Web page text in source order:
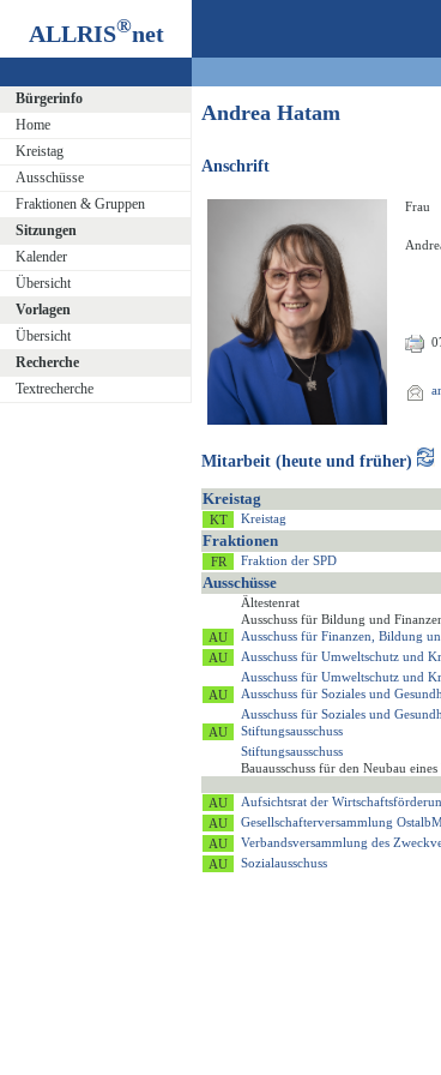
ALLRIS®net
Bürgerinfo
Home
Kreistag
Ausschüsse
Fraktionen & Gruppen
Sitzungen
Kalender
Übersicht
Vorlagen
Übersicht
Recherche
Textrecherche
Andrea Hatam
Anschrift
Frau
Mitarbeit (heute und früher)
Kreistag
Kreistag
Fraktionen
Fraktion der SPD
Ausschüsse
Ältestenrat
Ausschuss für Bildung und
Ausschuss für Finanzen, Bildung
Ausschuss für Umweltschutz und
Ausschuss für Umweltschutz und
Ausschuss für Soziales und
Ausschuss für Soziales und
Stiftungsausschuss
Stiftungsausschuss
Bauausschuss für den Neubau
Aufsichtsrat der
Gesellschafterversammlung
Verbandsversammlung des
Sozialausschuss